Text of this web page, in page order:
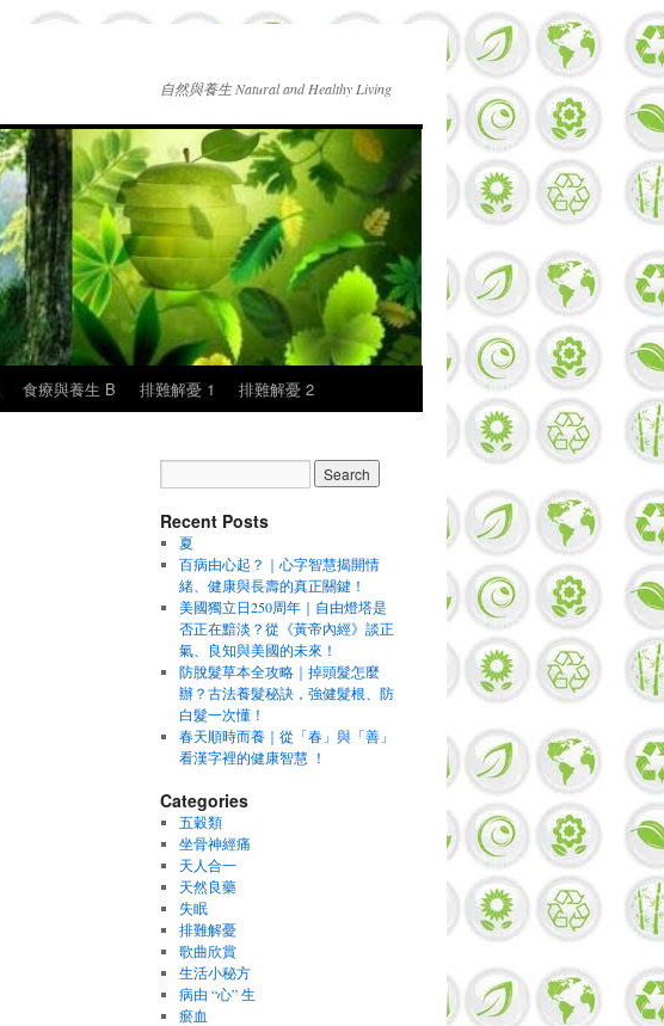
自然與養生 Natural and Healthy Living
食療與養生 B 排難解憂 1 排難解憂 2
Recent Posts
夏
百病由心起？｜心字智慧揭開情
緒、健康與長壽的真正關鍵！
美國獨立日250周年｜自由燈塔是
否正在黯淡？從《黃帝內經》談正
氣、良知與美國的未來！
防脫髮草本全攻略｜掉頭髮怎麼
辦？古法養髮秘訣，強健髮根、防
白髮一次懂！
春天順時而養｜從「春」與「善」
看漢字裡的健康智慧 ！
Categories
五穀類
坐骨神經痛
天人合一
天然良藥
失眠
排難解憂
歌曲欣賞
生活小秘方
病由 “心” 生
瘀血